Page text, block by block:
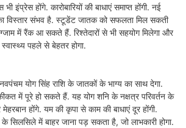
इंप्रेस होंगे. कारोबारियों की बाधाएं समाप्त होंगी. नई
विस्तार संभव है. स्टूडेंट जातक को सफलता मिल सकती
में रैंक आ सकते हैं. रिश्तेदारों से भी सहयोग मिलेगा और
पहले से बेहतर होगा.
योग सिंह राशि के जातकों के भाग्य का साथ देगा.
में पूरे हो सकते हैं. यह योग शनि के नक्षत्र परिवर्तन के
होंगे. यम की कृपा से काम की बाधाएं दूर होंगी.
के सिलसिले में बाहर जाना पड़ सकता है, जो लाभकारी होगा.